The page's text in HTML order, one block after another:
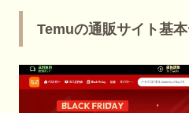
Temuの通販サイト基